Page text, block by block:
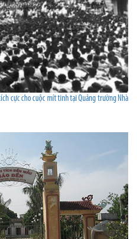
cực cho cuộc mít tinh tại Quảng trường Nhà